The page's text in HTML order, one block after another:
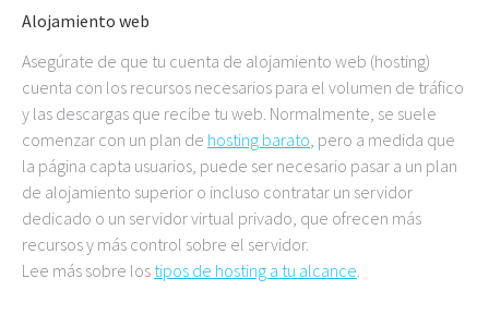
Alojamiento web
Asegúrate de que tu cuenta de alojamiento web (hosting)
cuenta con los recursos necesarios para el volumen de tráfico
y las descargas que recibe tu web. Normalmente, se suele
comenzar con un plan de hosting barato, pero a medida que
la página capta usuarios, puede ser necesario pasar a un plan
de alojamiento superior o incluso contratar un servidor
dedicado o un servidor virtual privado, que ofrecen más
recursos y más control sobre el servidor.
Lee más sobre los tipos de hosting a tu alcance.